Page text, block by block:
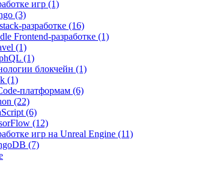
игр (1)
(3)
(16)
Frontend-разработке (1)
(1)
(1)
блокчейн (1)
(1)
(6)
(22)
(6)
(12)
игр на Unreal Engine (11)
(7)